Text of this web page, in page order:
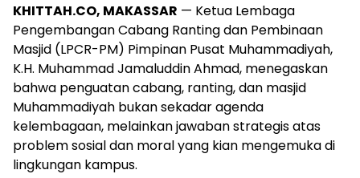
KHITTAH.CO, MAKASSAR — Ketua Lembaga
Pengembangan Cabang Ranting dan Pembinaan
Masjid (LPCR-PM) Pimpinan Pusat Muhammadiyah,
K.H. Muhammad Jamaluddin Ahmad, menegaskan
bahwa penguatan cabang, ranting, dan masjid
Muhammadiyah bukan sekadar agenda
kelembagaan, melainkan jawaban strategis atas
problem sosial dan moral yang kian mengemuka di
lingkungan kampus.